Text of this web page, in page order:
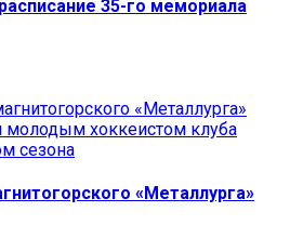
35-го мемориала
«Металлурга»